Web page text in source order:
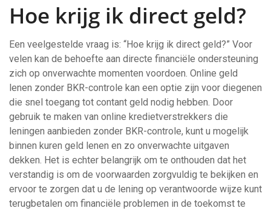
Hoe krijg ik direct geld?
Een veelgestelde vraag is: “Hoe krijg ik direct geld?” Voor
velen kan de behoefte aan directe financiële ondersteuning
zich op onverwachte momenten voordoen. Online geld
lenen zonder BKR-controle kan een optie zijn voor diegenen
die snel toegang tot contant geld nodig hebben. Door
gebruik te maken van online kredietverstrekkers die
leningen aanbieden zonder BKR-controle, kunt u mogelijk
binnen kuren geld lenen en zo onverwachte uitgaven
dekken. Het is echter belangrijk om te onthouden dat het
verstandig is om de voorwaarden zorgvuldig te bekijken en
ervoor te zorgen dat u de lening op verantwoorde wijze kunt
terugbetalen om financiële problemen in de toekomst te